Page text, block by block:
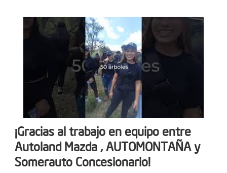
¡Gracias al trabajo en equipo entre
Autoland Mazda , AUTOMONTAÑA y
Somerauto Concesionario!